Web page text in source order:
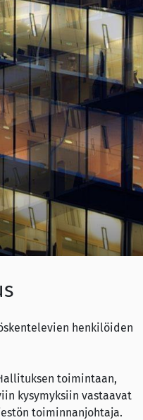
henkilöiden
toimintaan,
kysymyksiin vastaavat
toiminnanjohtaja.